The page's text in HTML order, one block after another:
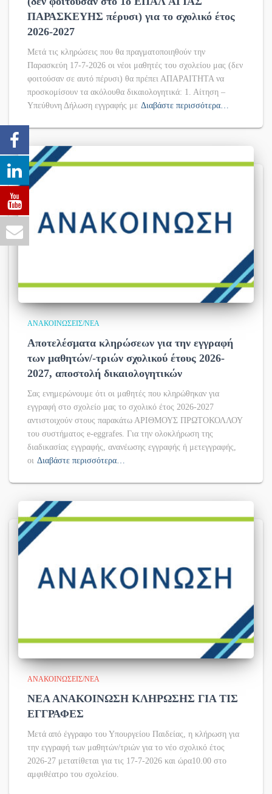
ΠΑΡΑΣΚΕΥΗΣ πέρυσι) για το σχολικό έτος
2026-2027
Μετά τις κληρώσεις που θα πραγματοποιηθούν την
Παρασκεύη 17-7-2026 οι νέοι μαθητές του σχολείου μας (δεν
φοιτούσαν σε αυτό πέρυσι) θα πρέπει ΑΠΑΡΑΙΤΗΤΑ να
προσκομίσουν τα ακόλουθα δικαιολογητικά: 1. Αίτηση –
Υπεύθυνη Δήλωση εγγραφής με Διαβάστε περισσότερα…
ΑΝΑΚΟΙΝΏΣΕΙΣ/ΝΈΑ
Αποτελέσματα κληρώσεων για την εγγραφή
των μαθητών/-τριών σχολικού έτους 2026-
2027, αποστολή δικαιολογητικών
Σας ενημερώνουμε ότι οι μαθητές που κληρώθηκαν για
εγγραφή στο σχολείο μας το σχολικό έτος 2026-2027
αντιστοιχούν στους παρακάτω ΑΡΙΘΜΟΥΣ ΠΡΩΤΟΚΟΛΛΟΥ
του συστήματος e-eggrafes. Για την ολοκλήρωση της
διαδικασίας εγγραφής, ανανέωσης εγγραφής ή μετεγγραφής,
οι Διαβάστε περισσότερα…
ΑΝΑΚΟΙΝΏΣΕΙΣ/ΝΈΑ
ΝΕΑ ΑΝΑΚΟΙΝΩΣΗ ΚΛΗΡΩΣΗΣ ΓΙΑ ΤΙΣ
ΕΓΓΡΑΦΕΣ
Μετά από έγγραφο του Υπουργείου Παιδείας, η κλήρωση για
την εγγραφή των μαθητών/τριών για το νέο σχολικό έτος
2026-27 μετατίθεται για τις 17-7-2026 και ώρα10.00 στο
αμφιθέατρο του σχολείου.